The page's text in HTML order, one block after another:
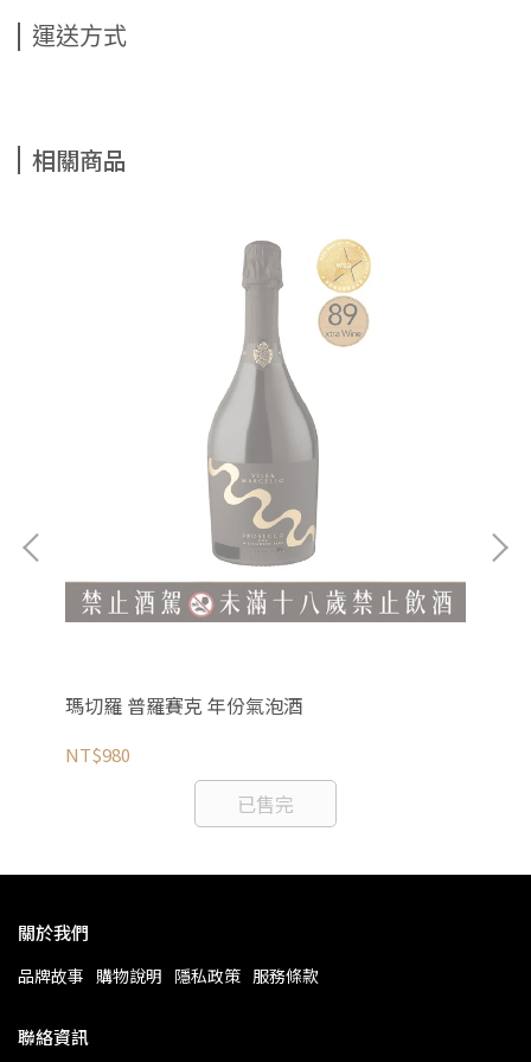
運送方式
相關商品
瑪切羅 普羅賽克 年份氣泡酒
NT$980
已售完
關於我們
品牌故事 購物說明 隱私政策 服務條款
聯絡資訊